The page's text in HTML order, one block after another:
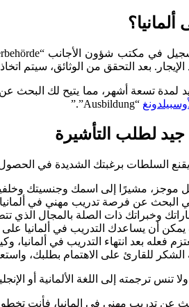
بعد التحقق من الوثائق، سيتم
تسعة أشهر، مما يتيح لك البحث
“Ausbildung”.”
لطلب التأشيرة
السلطات برغبتك الشديدة في
موجز، مشيرًا إلى اسمك وجنسيتك
البحث عن فرصة تدريب مهني في
وخبراتك ذات الصلة بالمجال الذي
أن يساعدك التدريب في ألمانيا على
فعله بعد انتهاء التدريب في
للقارئ على الاهتمام بطلبك،
تنس ترجمته إلى اللغة الألمانية أو
عن تدريب مهني في المانيا، فأنت